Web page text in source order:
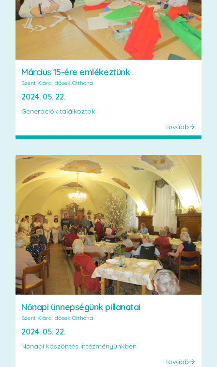
Március 15-ére emlékeztünk
Szent Klára Idősek Otthona
2024. 05. 22.
Generációk találkoztak
Tovább
Nőnapi ünnepségünk pillanatai
Szent Klára Idősek Otthona
2024. 05. 22.
Nőnapi köszöntés intézményünkben
Tovább